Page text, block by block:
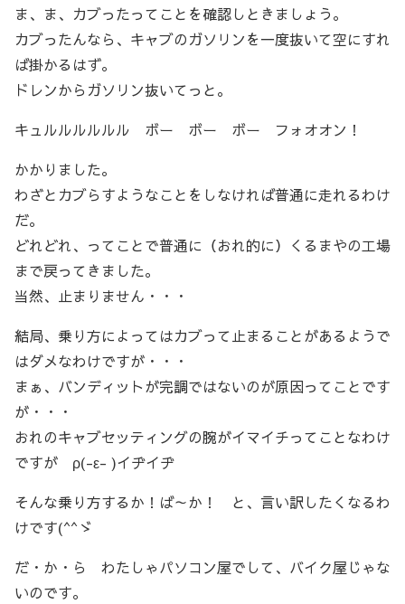
ま、ま、カブったってことを確認しときましょう。
カブったんなら、キャブのガソリンを一度抜いて空にすれ
ば掛かるはず。
ドレンからガソリン抜いてっと。
キュルルルルルル ボー ボー ボー フォオオン！
かかりました。
わざとカブらすようなことをしなければ普通に走れるわけ
だ。
どれどれ、ってことで普通に（おれ的に）くるまやの工場
まで戻ってきました。
当然、止まりません・・・
結局、乗り方によってはカブって止まることがあるようで
はダメなわけですが・・・
まぁ、バンディットが完調ではないのが原因ってことです
が・・・
おれのキャブセッティングの腕がイマイチってことなわけ
ですが ρ(-ε- )イヂイヂ
そんな乗り方するか！ば～か！ と、言い訳したくなるわ
けです(^^ゞ
だ・か・ら わたしゃパソコン屋でして、バイク屋じゃな
いのです。